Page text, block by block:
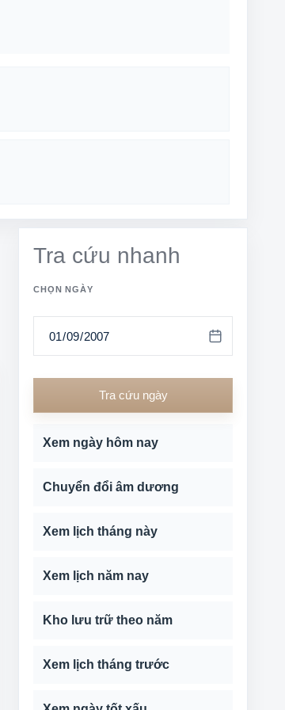
Tra cứu nhanh
CHỌN NGÀY
Tra cứu ngày
Xem ngày hôm nay
Chuyển đổi âm dương
Xem lịch tháng này
Xem lịch năm nay
Kho lưu trữ theo năm
Xem lịch tháng trước